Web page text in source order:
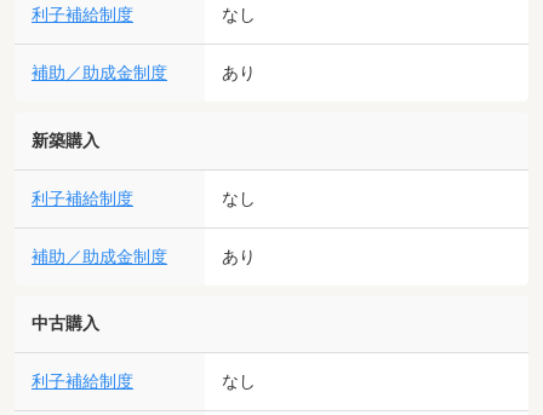
利子補給制度 なし
補助／助成金制度 あり
新築購入
利子補給制度 なし
補助／助成金制度 あり
中古購入
利子補給制度 なし